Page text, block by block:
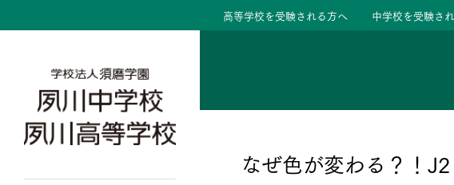
高等学校を受験される方へ 中学校を受験さ
なぜ色が変わる？！
安心して任せられる学校
夙川ブログ
高校の教育方針／特色
中学校の教育方針／特色